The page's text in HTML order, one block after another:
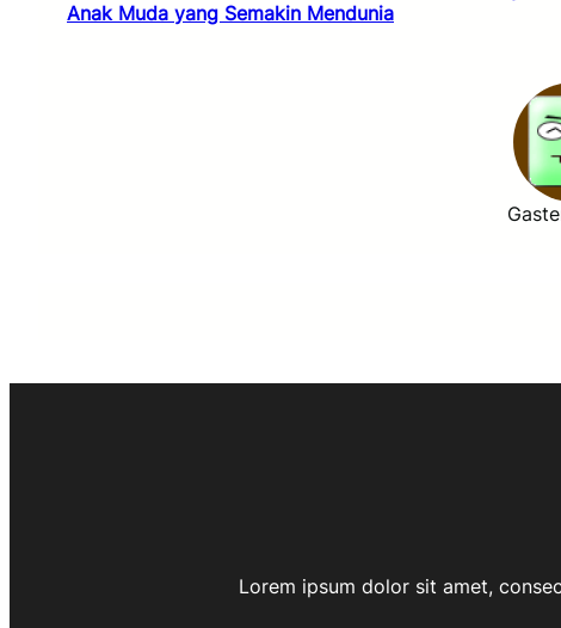
Anak Muda yang Semakin Mendunia
Lorem ipsum dolor sit amet,